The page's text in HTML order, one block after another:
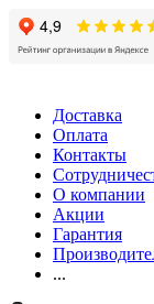
Доставка
Оплата
Контакты
О компании
Акции
Гарантия
...